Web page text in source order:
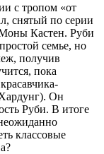
с тропом «от
снятый по серии
Кастен. Руби
семье, но
получив
пока
Он
Руби. В итоге
классовые